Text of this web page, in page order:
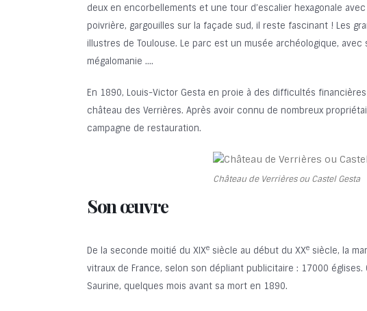
deux en encorbellements et une tour d’escalier hexagonale
poivrière, gargouilles sur la façade sud, il reste fascinant ! Les
illustres de Toulouse. Le parc est un musée archéologique,
mégalomanie ….
En 1890, Louis-Victor Gesta en proie à des difficultés
château des Verrières. Après avoir connu de nombreux
campagne de restauration.
Château de Verrières ou Castel Gesta
Son œuvre
De la seconde moitié du XIXe siècle au début du XXe siècle, la
vitraux de France, selon son dépliant publicitaire : 17000
Saurine, quelques mois avant sa mort en 1890.